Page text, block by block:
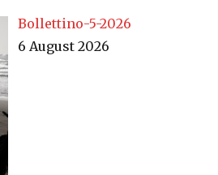
Bollettino-5-2026
6 August 2026